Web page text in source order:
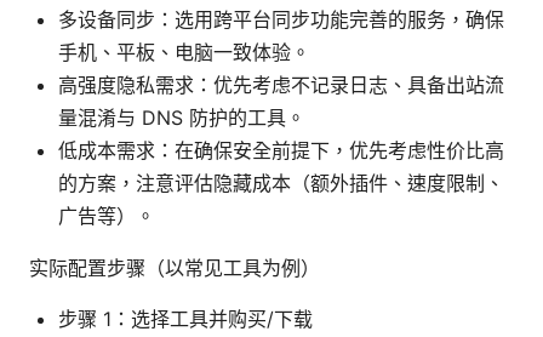
多设备同步：选用跨平台同步功能完善的服务，确保
手机、平板、电脑一致体验。
高强度隐私需求：优先考虑不记录日志、具备出站流
量混淆与 DNS 防护的工具。
低成本需求：在确保安全前提下，优先考虑性价比高
的方案，注意评估隐藏成本（额外插件、速度限制、
广告等）。
实际配置步骤（以常见工具为例）
步骤 1：选择工具并购买/下载